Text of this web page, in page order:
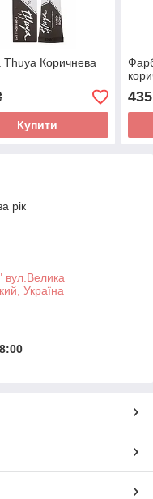
Коричнева
Купити
435
рік
Україна